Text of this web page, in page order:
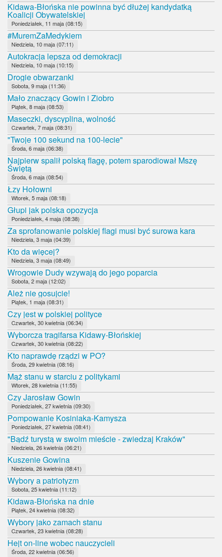
Kidawa-Błońska nie powinna być dłużej kandydatką
Koalicji Obywatelskiej
Poniedziałek, 11 maja (08:15)
#MuremZaMedykiem
Niedziela, 10 maja (07:11)
Autokracja lepsza od demokracji
Niedziela, 10 maja (10:15)
Drogie obwarzanki
Sobota, 9 maja (11:36)
Mało znaczący Gowin i Ziobro
Piątek, 8 maja (08:53)
Maseczki, dyscyplina, wolność
Czwartek, 7 maja (08:31)
"Twoje 100 sekund na 100-lecie"
Środa, 6 maja (06:38)
Najpierw spalił polską flagę, potem sparodiował Mszę
Świętą
Środa, 6 maja (08:54)
Łzy Hołowni
Wtorek, 5 maja (08:18)
Głupi jak polska opozycja
Poniedziałek, 4 maja (08:38)
Za sprofanowanie polskiej flagi musi być surowa kara
Niedziela, 3 maja (04:39)
Kto da więcej?
Niedziela, 3 maja (08:49)
Wrogowie Dudy wzywają do jego poparcia
Sobota, 2 maja (12:02)
Ależ nie gosujcie!
Piątek, 1 maja (08:31)
Czy jest w polskiej polityce
Czwartek, 30 kwietnia (06:34)
Wyborcza tragifarsa Kidawy-Błońskiej
Czwartek, 30 kwietnia (08:22)
Kto naprawdę rządzi w PO?
Środa, 29 kwietnia (08:16)
Mąż stanu w starciu z politykami
Wtorek, 28 kwietnia (11:55)
Czy Jarosław Gowin
Poniedziałek, 27 kwietnia (09:30)
Pompowanie Kosiniaka-Kamysza
Poniedziałek, 27 kwietnia (08:41)
"Bądź turystą w swoim mieście - zwiedzaj Kraków"
Niedziela, 26 kwietnia (06:21)
Kuszenie Gowina
Niedziela, 26 kwietnia (08:41)
Wybory a patriotyzm
Sobota, 25 kwietnia (11:12)
Kidawa-Błońska na dnie
Piątek, 24 kwietnia (08:32)
Wybory jako zamach stanu
Czwartek, 23 kwietnia (08:28)
Hejt on-line wobec nauczycieli
Środa, 22 kwietnia (06:56)